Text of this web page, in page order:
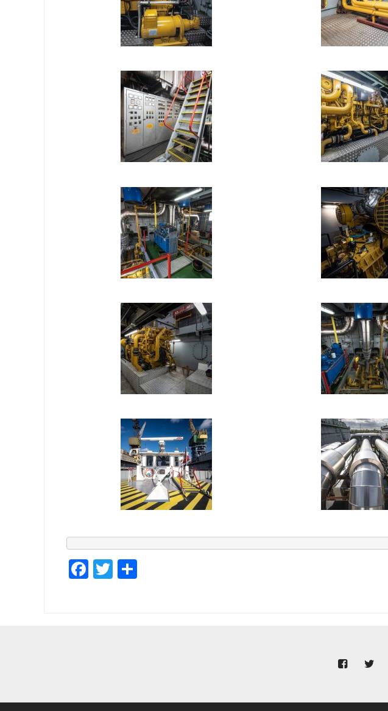
Facebook
Twitter
Empfehlen